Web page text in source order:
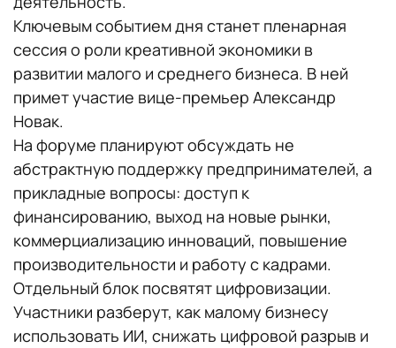
Ключевым событием дня станет пленарная
сессия о роли креативной экономики в
развитии малого и среднего бизнеса. В ней
примет участие вице-премьер Александр
Новак.
На форуме планируют обсуждать не
абстрактную поддержку предпринимателей, а
прикладные вопросы: доступ к
финансированию, выход на новые рынки,
коммерциализацию инноваций, повышение
производительности и работу с кадрами.
Отдельный блок посвятят цифровизации.
Участники разберут, как малому бизнесу
использовать ИИ, снижать цифровой разрыв и